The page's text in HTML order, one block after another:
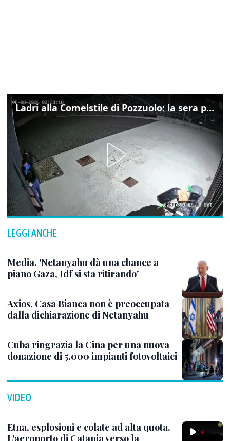
Ladri alla Comelstile di Pozzuolo: la sera prima il tentato furto a Buja, ecco le immagini
LEGGI ANCHE
Media, 'Netanyahu dà una chance a
piano Gaza, Idf si sta ritirando'
Axios, Casa Bianca non è preoccupata
dalla dichiarazione di Netanyahu
Cuba ringrazia la Cina per una nuova
donazione di 5.000 impianti fotovoltaici
VIDEO
Etna, esplosioni e colate ad alta quota.
L'aeroporto di Catania verso la